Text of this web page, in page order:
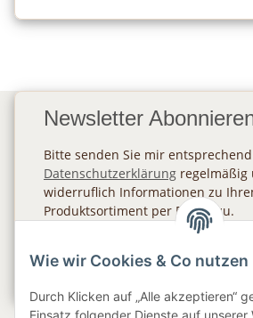
Newsletter
Bitte senden Sie mir
Datenschutzerklärung
widerruflich Informationen zu
Produktsortiment per E-Mail zu.
Wie wir Cookies & Co nutzen
Durch Klicken auf „Alle akzeptieren“